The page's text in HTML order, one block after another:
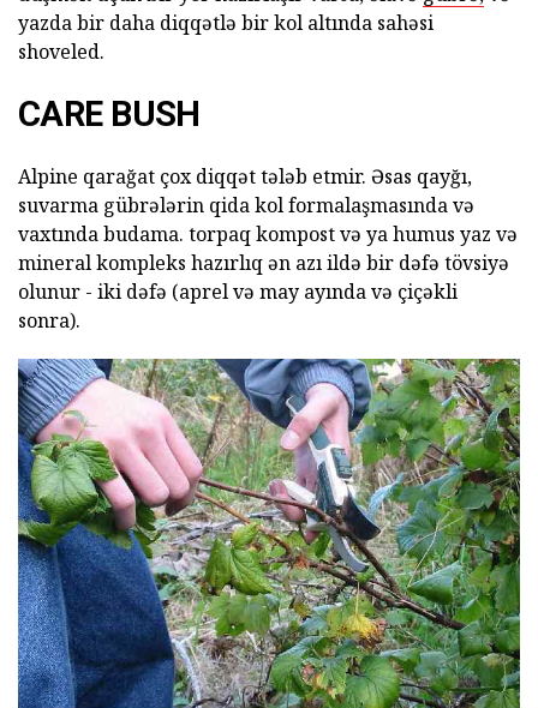
yazda bir daha diqqətlə bir kol altında sahəsi
shoveled.
CARE BUSH
Alpine qarağat çox diqqət tələb etmir. Əsas qayğı,
suvarma gübrələrin qida kol formalaşmasında və
vaxtında budama. torpaq kompost və ya humus yaz və
mineral kompleks hazırlıq ən azı ildə bir dəfə tövsiyə
olunur - iki dəfə (aprel və may ayında və çiçəkli
sonra).